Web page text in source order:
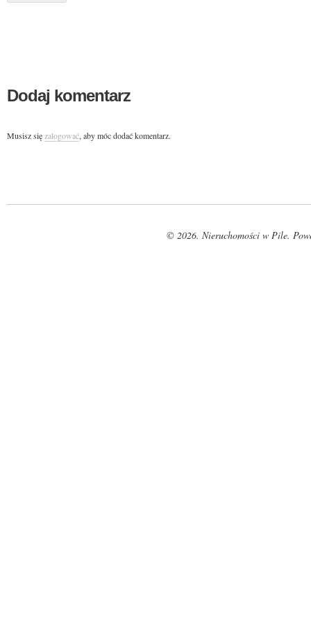
Dodaj komentarz
Musisz sięzalogować, aby móc dodać komentarz.
© 2026. Nieruchomości w Pile.